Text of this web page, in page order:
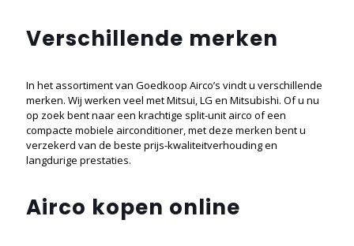
Verschillende merken
In het assortiment van Goedkoop Airco’s vindt u verschillende
merken. Wij werken veel met Mitsui, LG en Mitsubishi. Of u nu
op zoek bent naar een krachtige split-unit airco of een
compacte mobiele airconditioner, met deze merken bent u
verzekerd van de beste prijs-kwaliteitverhouding en
langdurige prestaties.
Airco kopen online